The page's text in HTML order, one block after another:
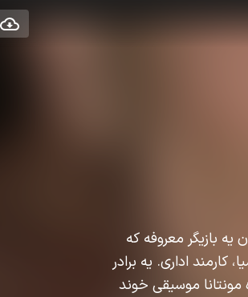
اومد. اون یه بازیگر معروفه که
کارمند اداری. یه برادر
مونتانا موسیقی خوند